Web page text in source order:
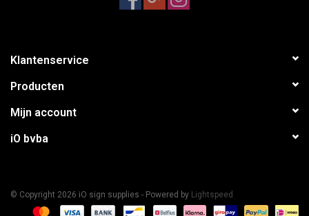
Klantenservice
Producten
Mijn account
iO bvba
© Copyright 2026 iO sign supplies - Powered by Lightspeed